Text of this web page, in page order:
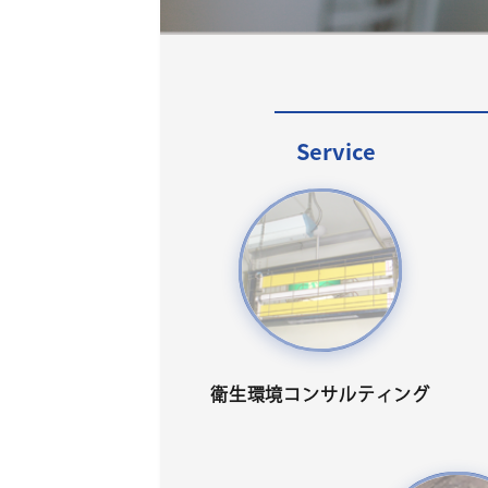
Service
衛生環境コンサルティング